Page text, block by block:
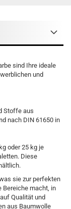
sind Ihre ideale
und
Stoffe aus
nach DIN 61650 in
oder 25 kg je
Diese
sie zur perfekten
Bereiche macht, in
Qualität und
aus Baumwolle